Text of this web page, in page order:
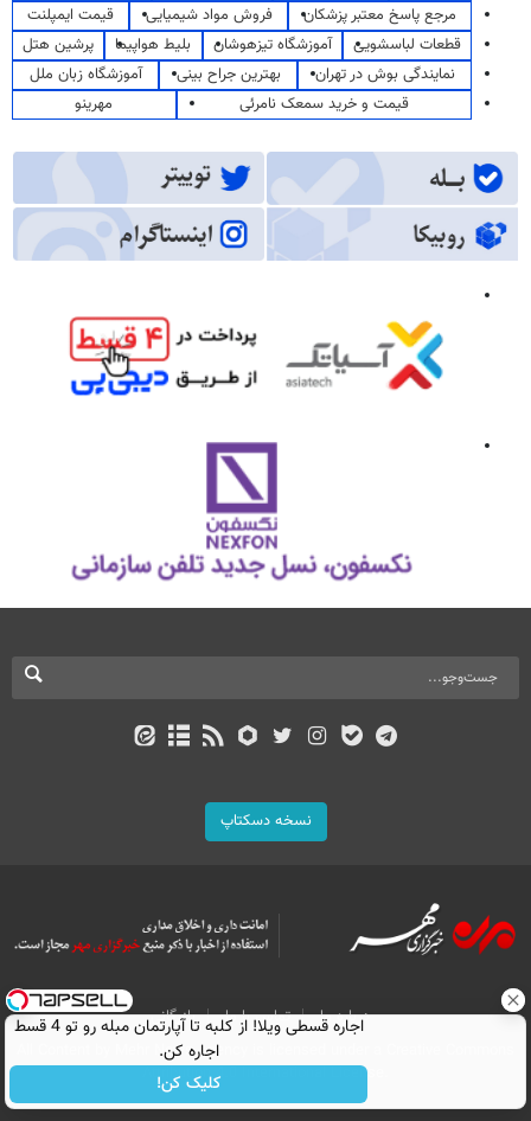
مرجع پاسخ معتبر پزشکان
فروش مواد شیمیایی
قیمت ایمپلنت
قطعات لباسشویی
آموزشگاه تیزهوشان بلیط هواپیما
پرشین هتل
نمایندگی بوش در تهران
بهترین جراح بینی
آموزشگاه زبان ملل
قیمت و خرید سمعک نامرئی
مهرینو
نسخه دسکتاپ
درباره ما تماس با ما
بازرگانی
All Content by Mehr News Agency is licensed under a Creative Commons
Attribution 4.0 International License.
اجاره‌ قسطی ویلا! از کلبه تا آپارتمان مبله رو تو 4 قسط
اجاره کن.
کلیک کن!